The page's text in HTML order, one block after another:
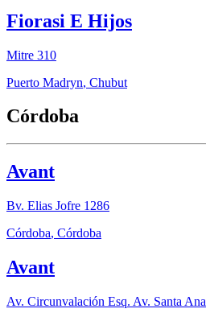
Fiorasi E Hijos
Mitre 310
Puerto Madryn, Chubut
Córdoba
Avant
Bv. Elias Jofre 1286
Córdoba, Córdoba
Avant
Av. Circunvalación Esq. Av. Santa Ana